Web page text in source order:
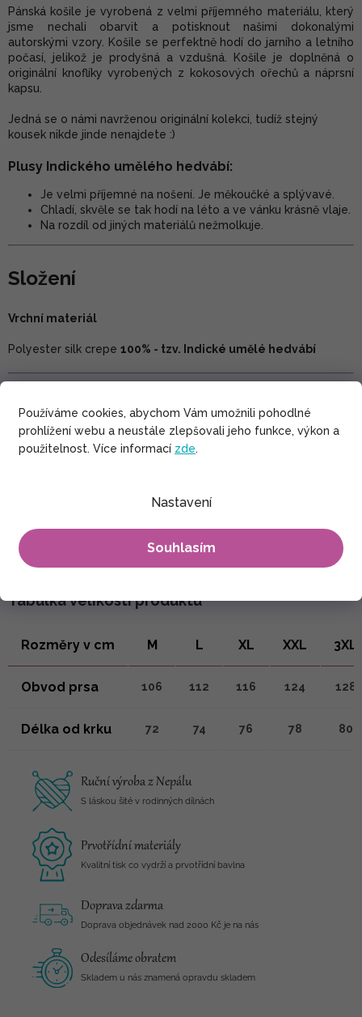
Používáme cookies, abychom Vám umožnili pohodlné
prohlížení webu a neustále zlepšovali jeho funkce, výkon a
použitelnost. Více informací zde.
Nastavení
Souhlasím
Pánská košile je vyrobená z velmi příjemného materiálu, který
jsme nechali obarvit a potisknout našimi dokonalými
autorskými vzory. Košile se perfektně hodí do jarního a letního
počasí, jelikož je prodyšná a vzdušná. Košile je doplněná o
originální knoflíky vyrobených z kokosových ořechů a náprsní
kapsu.
Jedná se o námi navrženou originální kolekci, tudíž stejný
kousek nikde jinde nenajdete :)
Plusy Indického umělého hedvábí:
Je velmi příjemné na nošení. Je měkoučké a splývavé.
Chladí, skvěle se tak hodí na léto a ve vánku krásně vlaje.
Na rozdíl od jiných materiálů nežmolkuje.
Složení
Vrchní materiál
Polyester silk crepe 100% - tzv. Indické umělé hedvábí
Šetrné praní v pračce při teplotě max. 30°C. Nesmí se bělit.
Sušení výrobku nejlépe ve stínu. Žehlení při teplotě max. 150°C
Tabulka velikostí produktu
Rozměry v cm M L XL XXL 3XL
Obvod prsa 106 112 116 124 128
Délka od krku 72 74 76 78 80
Ruční výroba z Nepálu
S láskou šité v rodinných dílnách
Prvotřídní materiály
Kvalitní tisk co vydrží a prvotřídní bavlna
Doprava zdarma
Doprava objednávek nad 2000 Kč je na nás
Odesíláme obratem
Skladem u nás znamená opravdu skladem